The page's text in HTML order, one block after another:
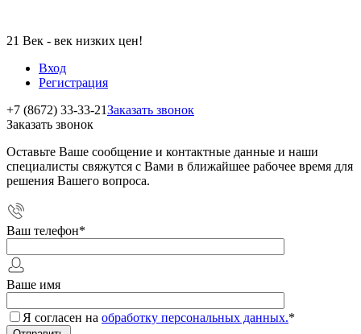
21 Век - век низких цен!
Вход
Регистрация
+7 (8672) 33-33-21Заказать звонок
Заказать звонок
Оставьте Ваше сообщение и контактные данные и наши
специалисты свяжутся с Вами в ближайшее рабочее время для
решения Вашего вопроса.
Ваш телефон*
Ваше имя
Я согласен на обработку персональных данных.*